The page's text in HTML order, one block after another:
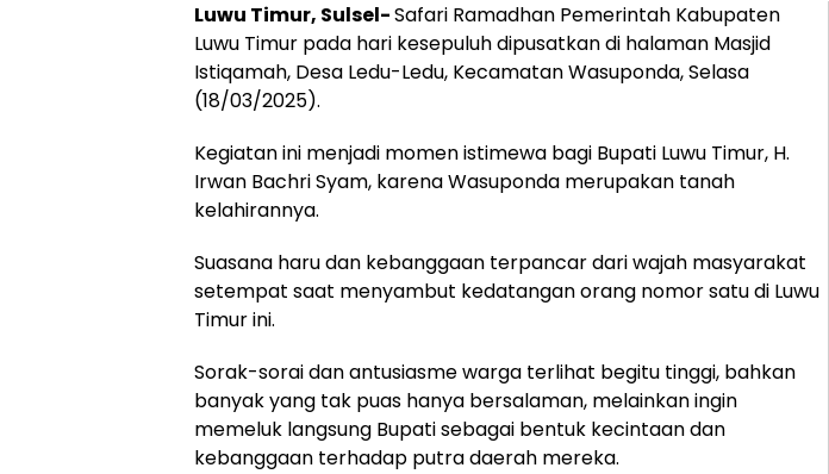
Luwu Timur, Sulsel-Safari Ramadhan Pemerintah Kabupaten
Luwu Timur pada hari kesepuluh dipusatkan di halaman Masjid
Istiqamah, Desa Ledu-Ledu, Kecamatan Wasuponda, Selasa
(18/03/2025).
Kegiatan ini menjadi momen istimewa bagi Bupati Luwu Timur, H.
Irwan Bachri Syam, karena Wasuponda merupakan tanah
kelahirannya.
Suasana haru dan kebanggaan terpancar dari wajah masyarakat
setempat saat menyambut kedatangan orang nomor satu di Luwu
Timur ini.
Sorak-sorai dan antusiasme warga terlihat begitu tinggi, bahkan
banyak yang tak puas hanya bersalaman, melainkan ingin
memeluk langsung Bupati sebagai bentuk kecintaan dan
kebanggaan terhadap putra daerah mereka.